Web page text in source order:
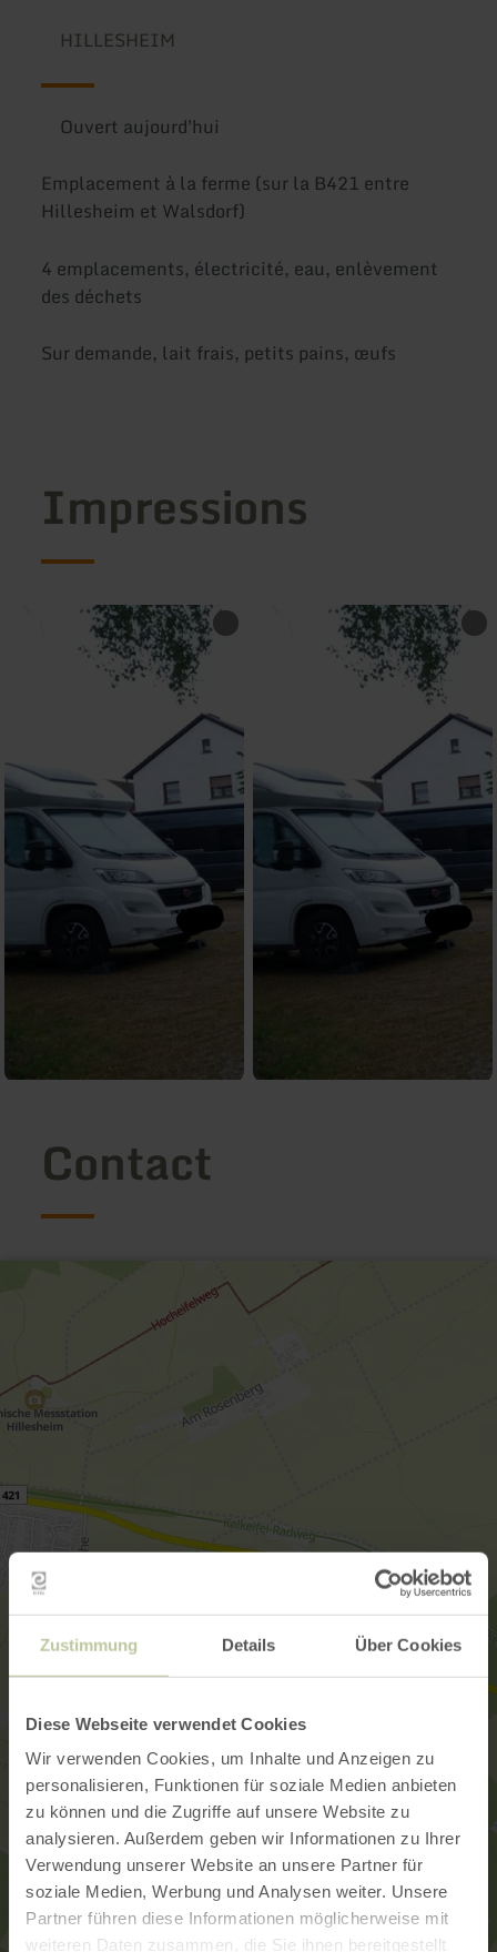
Zustimmung Details Über Cookies
Diese Webseite verwendet Cookies
Wir verwenden Cookies, um Inhalte und Anzeigen zu
personalisieren, Funktionen für soziale Medien anbieten
zu können und die Zugriffe auf unsere Website zu
analysieren. Außerdem geben wir Informationen zu Ihrer
Verwendung unserer Website an unsere Partner für
soziale Medien, Werbung und Analysen weiter. Unsere
Partner führen diese Informationen möglicherweise mit
weiteren Daten zusammen, die Sie ihnen bereitgestellt
HILLESHEIM
Ouvert aujourd'hui
Emplacement à la ferme (sur la B421 entre
Hillesheim et Walsdorf)
4 emplacements, électricité, eau, enlèvement
des déchets
Sur demande, lait frais, petits pains, œufs
Impressions
Contact